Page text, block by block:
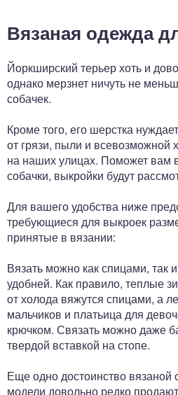
Вязаная одежда
Йоркширский терьер хоть и
однако мерзнет ничуть не
собачек.
Кроме того, его шерстка
от грязи, пыли и всевозможной
на наших улицах. Поможет вам
собачки, выкройки будут
Для вашего удобства ниже
требующиеся для выкроек
принятые в вязании:
Вязать можно как спицами, так
удобней. Как правило, теплые
от холода вяжутся спицами, а
мальчиков и платьица для
крючком. Связать можно даже
твердой вставкой на стопе.
Еще одно достоинство вязаной
модели довольно редко